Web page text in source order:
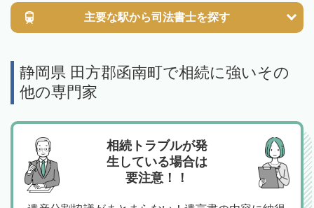
主要な駅から司法書士を探す
静岡県 田方郡函南町で相続に強いその
他の専門家
相続トラブルが発
生している場合は
要注意！！